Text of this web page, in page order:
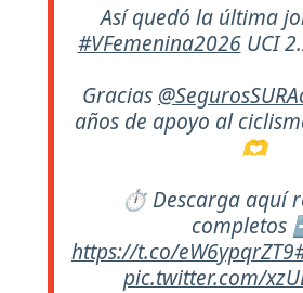
Así quedó la última
#VFemenina2026UCI
Gracias
años de apoyo al
🫶
⏱️ Descarga aquí
https://t.co/eW6ypqrZT9
pic.twitter.com/